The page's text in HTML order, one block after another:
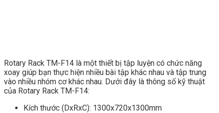
Rotary Rack TM-F14 là một thiết bị tập luyện có chức năng
xoay giúp bạn thực hiện nhiều bài tập khác nhau và tập trung
vào nhiều nhóm cơ khác nhau. Dưới đây là thông số kỹ thuật
của Rotary Rack TM-F14:
Kích thước (DxRxC): 1300x720x1300mm